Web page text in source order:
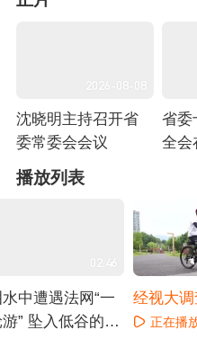
2026-08-08
沈晓明主持召开省
委常委会会议
正在播放
省委
全会
播放列表
02:46
中遭遇法网“一
” 坠入低谷的郑
经视大
唱主角（
正在播